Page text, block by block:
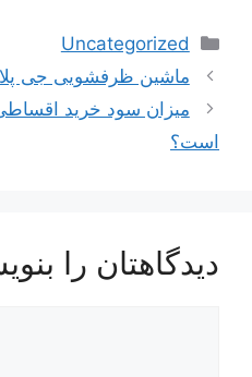
دسته‌ها
Uncategorized
ماشین ظرفشویی جی
میزان سود خرید
است؟
دیدگاهتان را